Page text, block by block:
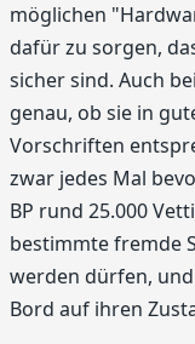
möglichen
dafür zu sorgen,
sicher sind. Auch
genau, ob sie in
Vorschriften
zwar jedes Mal
BP rund 25.000
bestimmte fremde
werden dürfen,
Bord auf ihren